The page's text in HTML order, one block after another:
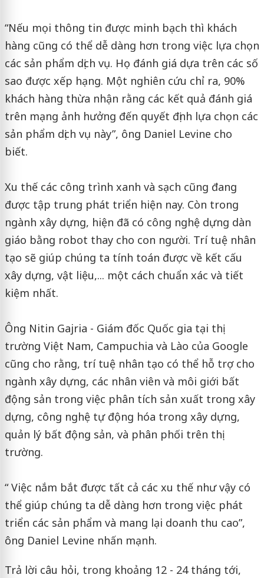
“Nếu mọi thông tin được minh bạch thì khách
hàng cũng có thể dễ dàng hơn trong việc lựa chọn
các sản phẩm dịch vụ. Họ đánh giá dựa trên các số
sao được xếp hạng. Một nghiên cứu chỉ ra, 90%
khách hàng thừa nhận rằng các kết quả đánh giá
trên mạng ảnh hưởng đến quyết định lựa chọn các
sản phẩm dịch vụ này”, ông Daniel Levine cho
biết.
Xu thế các công trình xanh và sạch cũng đang
được tập trung phát triển hiện nay. Còn trong
ngành xây dựng, hiện đã có công nghệ dựng dàn
giáo bằng robot thay cho con người. Trí tuệ nhân
tạo sẽ giúp chúng ta tính toán được về kết cấu
xây dựng, vật liệu,... một cách chuẩn xác và tiết
kiệm nhất.
Ông Nitin Gajria - Giám đốc Quốc gia tại thị
trường Việt Nam, Campuchia và Lào của Google
cũng cho rằng, trí tuệ nhân tạo có thể hỗ trợ cho
ngành xây dựng, các nhân viên và môi giới bất
động sản trong việc phân tích sản xuất trong xây
dựng, công nghệ tự động hóa trong xây dựng,
quản lý bất động sản, và phân phối trên thị
trường.
“ Việc nắm bắt được tất cả các xu thế như vậy có
thể giúp chúng ta dễ dàng hơn trong việc phát
triển các sản phẩm và mang lại doanh thu cao”,
ông Daniel Levine nhấn mạnh.
Trả lời câu hỏi, trong khoảng 12 - 24 tháng tới,